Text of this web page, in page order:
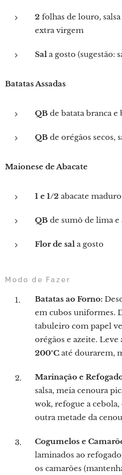
2 folhas de louro,
extra virgem
Sal a gosto (sugestão:
Batatas Assadas
QB de batata branca e
QB de orégãos secos,
Maionese de Abacate
1 e 1/2 abacate maduro
QB de sumô de lima
Flor de sal a gosto
Modo de Fazer
Batatas ao Forno:
em cubos uniformes.
tabuleiro com papel
orégãos e azeite.
200°C até dourarem,
Marinação e
salsa, meia cenoura
wok, refogue a
outra metade da
Cogumelos e
laminados ao
os camarões